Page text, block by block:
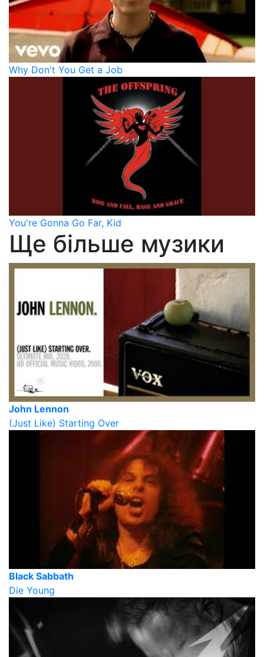
Why Don't You Get a Job
You're Gonna Go Far, Kid
Ще більше музики
John Lennon
(Just Like) Starting Over
Black Sabbath
Die Young